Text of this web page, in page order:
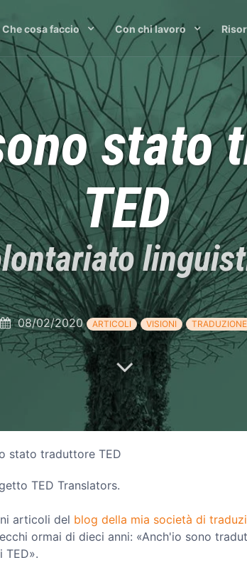
Che cosa faccio Con chi lavoro
stato
TED
08/02/2020 ARTICOLI VISIONI TRADUZIONE
stato traduttore TED
TED Translators.
articoli del blog della mia società di
ormai di dieci anni: «Anch'io sono
TED».